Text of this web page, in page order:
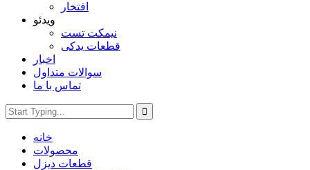
افتخار
ویدئو
نیمکت تست
قطعات یدکی
اخبار
سوالات متداول
تماس با ما
خانه
محصولات
قطعات دیزل